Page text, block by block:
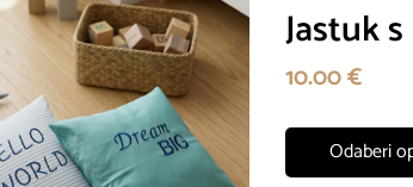
Jastuk
10.00€
Odaberi